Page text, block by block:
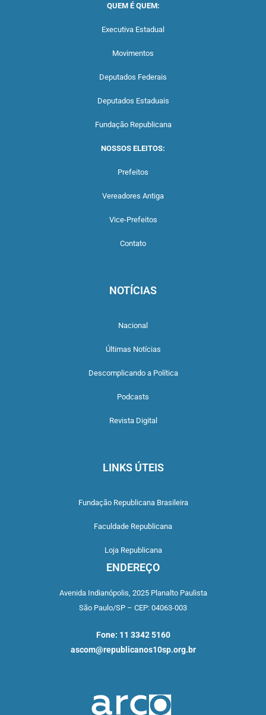
QUEM É QUEM:
Executiva Estadual
Movimentos
Deputados Federais
Deputados Estaduais
Fundação Republicana
NOSSOS ELEITOS:
Prefeitos
Vereadores Antiga
Vice-Prefeitos
Contato
NOTÍCIAS
Nacional
Últimas Notícias
Descomplicando a Política
Podcasts
Revista Digital
LINKS ÚTEIS
Fundação Republicana Brasileira
Faculdade Republicana
Loja Republicana
ENDEREÇO
Avenida Indianópolis, 2025 Planalto Paulista
São Paulo/SP – CEP: 04063-003
Fone: 11 3342 5160
ascom@republicanos10sp.org.br